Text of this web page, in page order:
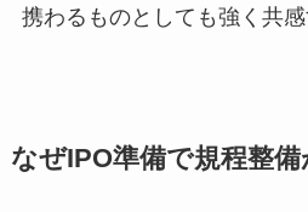
携わるものとしても強く共感
なぜIPO準備で規程整